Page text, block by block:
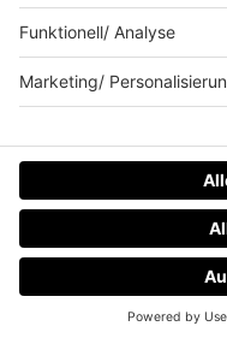
HOME
nur mit schriftlicher
Stand:03/2023